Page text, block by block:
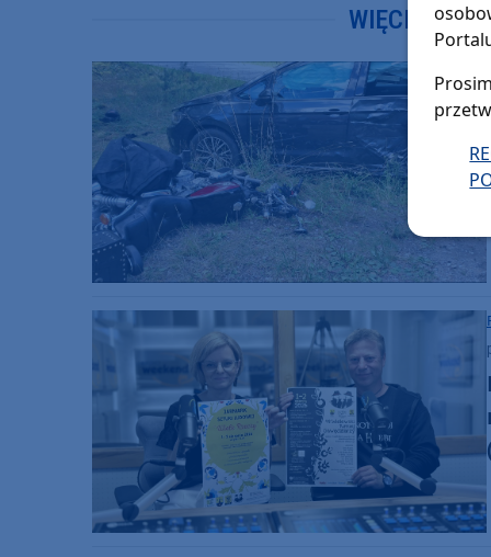
WIĘCEJ